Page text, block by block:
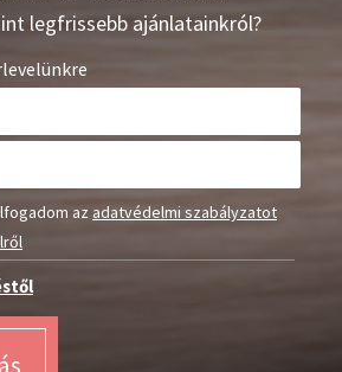
legfrissebb ajánlatainkról?
azadatvédelmi szabályzatot